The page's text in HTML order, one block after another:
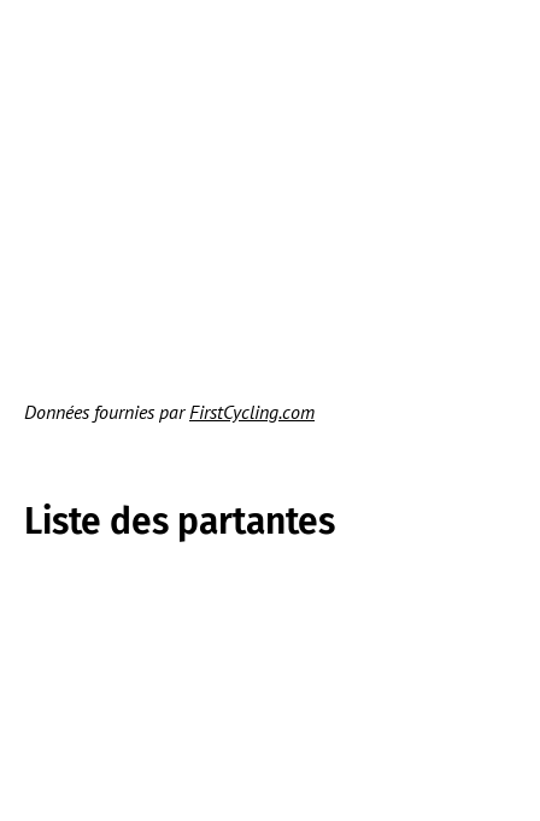
Données fournies par FirstCycling.com
Liste des partantes